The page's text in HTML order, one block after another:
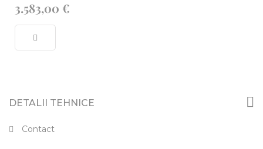
3.583,00 €
DETALII TEHNICE
Contact